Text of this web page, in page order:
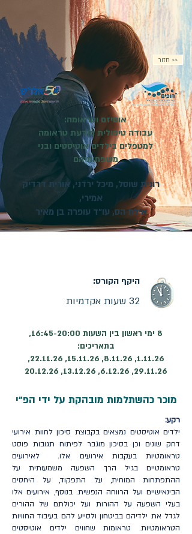
חזור >>
אוטיזם וטראומה:
עבודה טיפולית מודעת טראומה
למטפלים בילדים אוטיסטים ובני
משפחותיהם
רונית שוסל, מיכל ירדני, אורית דרדיק
אמירי,
אילת הס, עו"ד עופרה בן מאיר
היקף הקורס:
32 שעות אקדמיות
8 ימי ראשון בין השעות 16:45-20:00,
בתאריכים:
1.11.26, 8.11.26, 15.11.26, 22.11.26,
29.11.26, 6.12.26, 13.12.26, 20.12.26
מוכר כהשתלמות מובהקת על ידי הפ"י
רקע:
ילדים אוטיסטים נמצאים בקבוצת סיכון לחוות אירועי
דחק שונים וכן בסיכון מוגבר לפיתוח תגובות פוסט
טראומטיות בעקבות אירועים אלו. לאירועים
טראומטיים בגיל הרך השפעה משמעותית על
ההתפתחות המוחית, על התפקוד, על היחסים
הבינאישיים ועל הרווחה הנפשית. בנוסף, אירועים אלו
בעלי השפעה על ההורות ועל יכולתם של ההורים
לגדל את ילדיהם בביטחון ולסייע להם בעיבוד החוויות
הטראומטיות. טראומות שחווים ילדים אוטיסטים